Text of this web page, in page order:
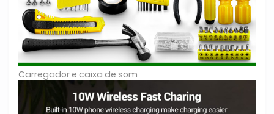
Carregador e caixa de som